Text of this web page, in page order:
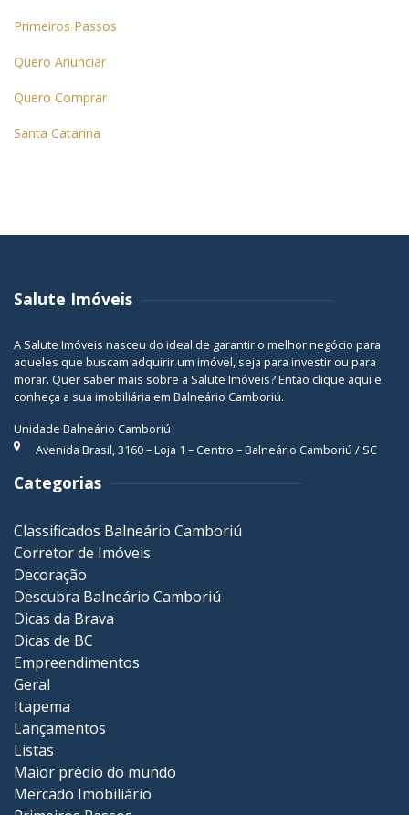
Primeiros Passos
Quero Anunciar
Quero Comprar
Santa Catarina
Salute Imóveis
A Salute Imóveis nasceu do ideal de garantir o melhor negócio para
aqueles que buscam adquirir um imóvel, seja para investir ou para
morar. Quer saber mais sobre a Salute Imóveis? Então clique aqui e
conheça a sua imobiliária em Balneário Camboriú.
Unidade Balneário Camboriú
Avenida Brasil, 3160 – Loja 1 – Centro – Balneário Camboriú / SC
Categorias
Classificados Balneário Camboriú
Corretor de Imóveis
Decoração
Descubra Balneário Camboriú
Dicas da Brava
Dicas de BC
Empreendimentos
Geral
Itapema
Lançamentos
Listas
Maior prédio do mundo
Mercado Imobiliário